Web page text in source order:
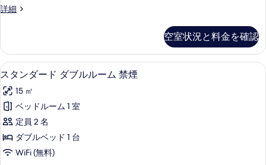
り
条
件
す
の
写
真
を
表
示
す
詳細
Hollywood
の
詳
細
空室状況と料金を確認
ス
タ
ン
ダ
ー
ド
スタンダード ダブルルーム 禁煙 | 羽
5
スタンダード ダブルルーム 禁煙
15 ㎡
ベッドルーム 1 室
定員 2 名
ダブルベッド 1 台
WiFi (無料)